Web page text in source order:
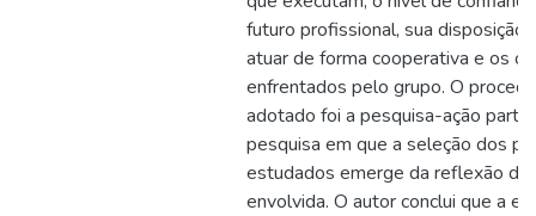
futuro profissional, sua disposição
atuar de forma cooperativa e os
enfrentados pelo grupo. O
adotado foi a pesquisa-ação
pesquisa em que a seleção dos
estudados emerge da reflexão da
envolvida. O autor conclui que a